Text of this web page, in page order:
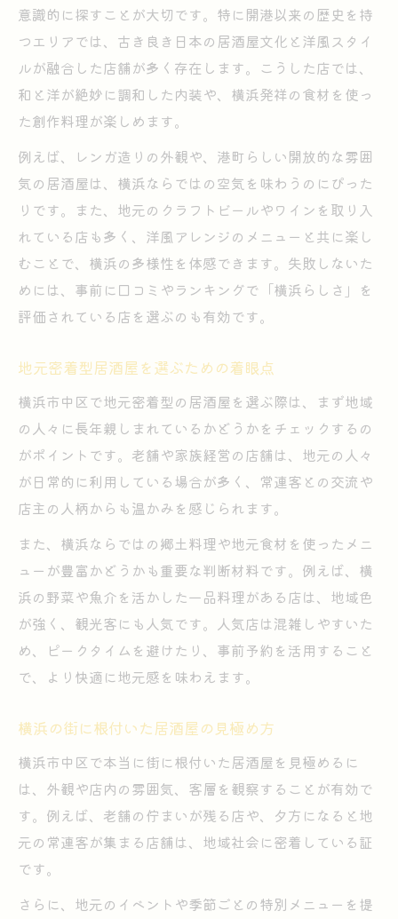
意識的に探すことが大切です。特に開港以来の歴史を持
つエリアでは、古き良き日本の居酒屋文化と洋風スタイ
ルが融合した店舗が多く存在します。こうした店では、
和と洋が絶妙に調和した内装や、横浜発祥の食材を使っ
た創作料理が楽しめます。
例えば、レンガ造りの外観や、港町らしい開放的な雰囲
気の居酒屋は、横浜ならではの空気を味わうのにぴった
りです。また、地元のクラフトビールやワインを取り入
れている店も多く、洋風アレンジのメニューと共に楽し
むことで、横浜の多様性を体感できます。失敗しないた
めには、事前に口コミやランキングで「横浜らしさ」を
評価されている店を選ぶのも有効です。
地元密着型居酒屋を選ぶための着眼点
横浜市中区で地元密着型の居酒屋を選ぶ際は、まず地域
の人々に長年親しまれているかどうかをチェックするの
がポイントです。老舗や家族経営の店舗は、地元の人々
が日常的に利用している場合が多く、常連客との交流や
店主の人柄からも温かみを感じられます。
また、横浜ならではの郷土料理や地元食材を使ったメニ
ューが豊富かどうかも重要な判断材料です。例えば、横
浜の野菜や魚介を活かした一品料理がある店は、地域色
が強く、観光客にも人気です。人気店は混雑しやすいた
め、ピークタイムを避けたり、事前予約を活用すること
で、より快適に地元感を味わえます。
横浜の街に根付いた居酒屋の見極め方
横浜市中区で本当に街に根付いた居酒屋を見極めるに
は、外観や店内の雰囲気、客層を観察することが有効で
す。例えば、老舗の佇まいが残る店や、夕方になると地
元の常連客が集まる店舗は、地域社会に密着している証
です。
さらに、地元のイベントや季節ごとの特別メニューを提